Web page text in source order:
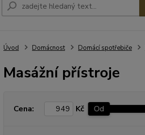
Úvod Domácnost Domácí spotřebiče
Masážní přístroje
Cena: Kč Od